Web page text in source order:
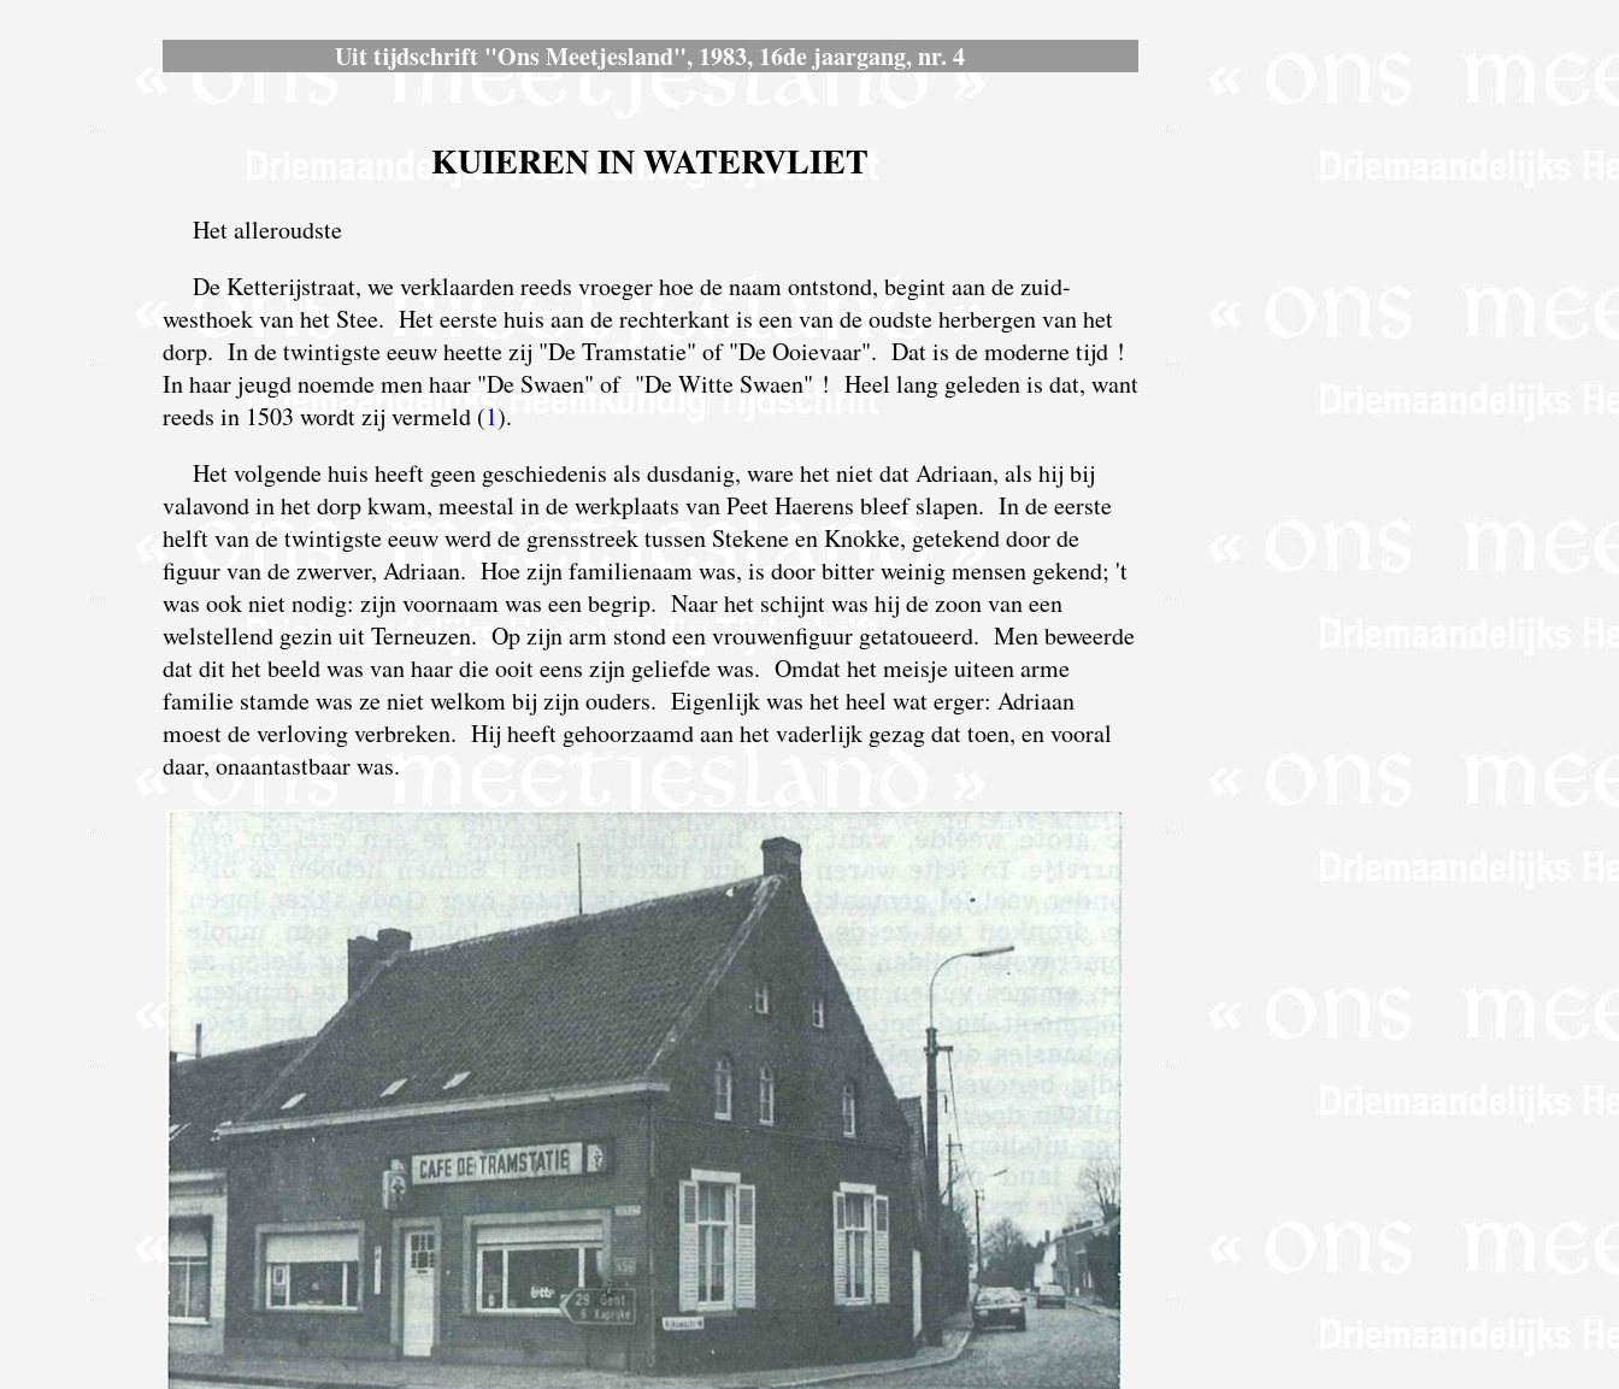
Uit tijdschrift "Ons Meetjesland", 1983, 16de jaargang, nr. 4
KUIEREN IN WATERVLIET
Het alleroudste
De Ketterijstraat, we verklaarden reeds vroeger hoe de naam ontstond, begint aan de zuid-
westhoek van het Stee. Het eerste huis aan de rechterkant is een van de oudste herbergen van het
dorp. In de twintigste eeuw heette zij "De Tramstatie" of "De Ooievaar". Dat is de moderne tijd !
Inhaar jeugd noemde men haar "De Swaen" of "De Witte Swaen" ! Heel lang geleden is dat, want
reeds in 1503 wordt zij vermeld (1).
Het volgende huis heeft geen geschiedenis als dusdanig, ware het niet dat Adriaan, als hij bij
valavond in het dorp kwam, meestal in de werkplaats van Peet Haerens bleef slapen. In de eerste
helft van de twintigste eeuw werd de grensstreek tussen Stekene en Knokke, getekend door de
figuur van de zwerver, Adriaan. Hoe zijn familienaam was, is door bitter weinig mensen gekend; 't
was ook niet nodig: zijn voornaam was een begrip. Naar het schijnt was hij de zoon van een
welstellend gezin uit Terneuzen. Op zijn arm stond een vrouwenfiguur getatoueerd. Men beweerde
dat dit het beeld was van haar die ooit eens zijn geliefde was. Omdat het meisje uiteen arme
familie stamde was ze niet welkom bij zijn ouders. Eigenlijk was het heel wat erger: Adriaan
moest de verloving verbreken. Hij heeft gehoorzaamd aan het vaderlijk gezag dat toen, en vooral
daar, onaantastbaar was.